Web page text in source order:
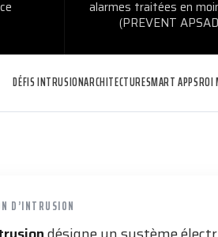
alarmes traitées en
(PREVENT
DÉFIS INTRUSIONARCHITECTURESMART APPSROI
D’INTRUSION